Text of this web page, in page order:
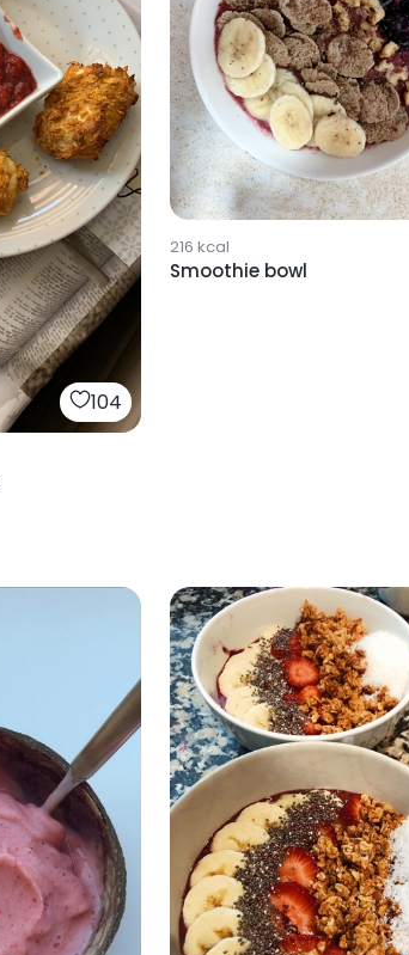
104
216 kcal
Smoothie bowl